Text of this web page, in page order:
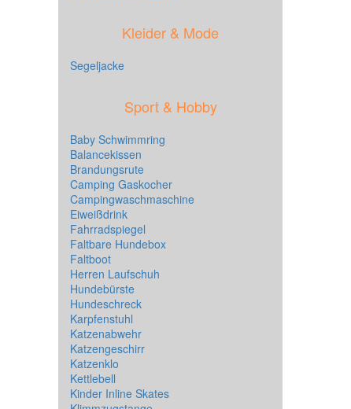
Kleider & Mode
Segeljacke
Sport & Hobby
Baby Schwimmring
Balancekissen
Brandungsrute
Camping Gaskocher
Campingwaschmaschine
Eiweißdrink
Fahrradspiegel
Faltbare Hundebox
Faltboot
Herren Laufschuh
Hundebürste
Hundeschreck
Karpfenstuhl
Katzenabwehr
Katzengeschirr
Katzenklo
Kettlebell
Kinder Inline Skates